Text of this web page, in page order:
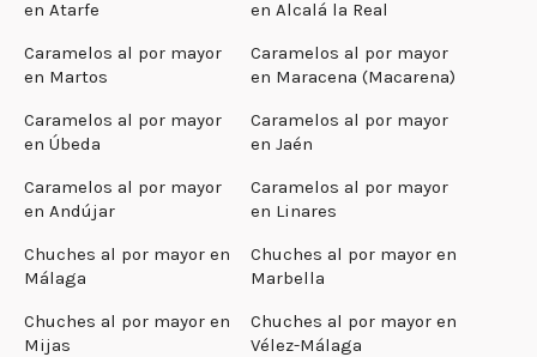
en Atarfe
en Alcalá la Real
Caramelos al por mayor
en Martos
Caramelos al por mayor
en Maracena (Macarena)
Caramelos al por mayor
en Úbeda
Caramelos al por mayor
en Jaén
Caramelos al por mayor
en Andújar
Caramelos al por mayor
en Linares
Chuches al por mayor en
Málaga
Chuches al por mayor en
Marbella
Chuches al por mayor en
Mijas
Chuches al por mayor en
Vélez-Málaga